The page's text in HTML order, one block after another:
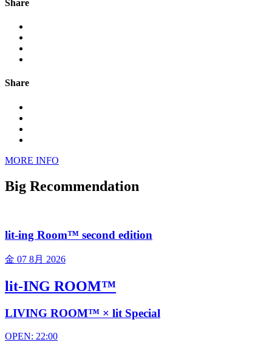
Share
Share
MORE INFO
Big Recommendation
lit-ing Room™ second edition
金 07 8月 2026
lit-ING ROOM™
LIVING ROOM™ × lit Special
OPEN: 22:00